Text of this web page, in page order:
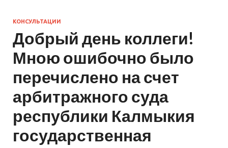
КОНСУЛЬТАЦИИ
Добрый день коллеги!
Мною ошибочно было
перечислено на счет
арбитражного суда
республики Калмыкия
государственная